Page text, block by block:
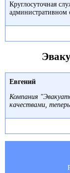
Круглосуточная
административном
Евгений
Компания
качествами,